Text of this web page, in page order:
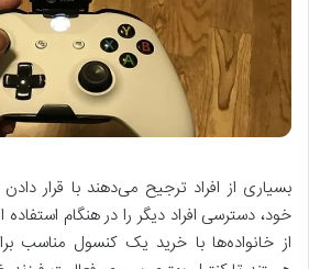
بسیاری از افراد ترجیح می‌دهند با قرار
خود، دسترسی افراد دیگر را در هنگام استفاده
از خانواده‌ها با خرید یک کنسول مناسب